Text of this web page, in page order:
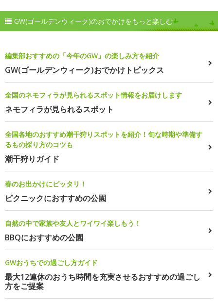
GW(ゴールデンウィーク)のおでかけをもっと楽しむ
編集部おすすめの「今年のGW」の楽しみ方を紹介
GW(ゴールデンウィーク)おでかけトピックス
全国のネモフィラが見られるスポット情報をお届けします
ネモフィラが見られるスポット
全国各地のおすすめ潮干狩りスポットを紹介！旬な時期や準備す
るもの採り方のコツも
潮干狩りガイド
春のお出かけにピッタリ！
ピクニックにおすすめの公園
自然の中で家族や友人とワイワイ楽しもう！
BBQにおすすめの公園
GWおうちでの過ごし方ガイド
最大12連休のおうち時間を充実させるおすすめの過ごし
方をご提案